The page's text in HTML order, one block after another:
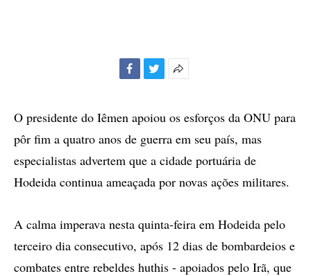
compartilhamento
O presidente do Iêmen apoiou os esforços da ONU para
pôr fim a quatro anos de guerra em seu país, mas
especialistas advertem que a cidade portuária de
Hodeida continua ameaçada por novas ações militares.
A calma imperava nesta quinta-feira em Hodeida pelo
terceiro dia consecutivo, após 12 dias de bombardeios e
combates entre rebeldes huthis - apoiados pelo Irã, que